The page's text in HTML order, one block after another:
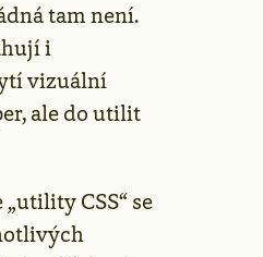
tam není.
i
vizuální
ale do utilit
CSS“ se